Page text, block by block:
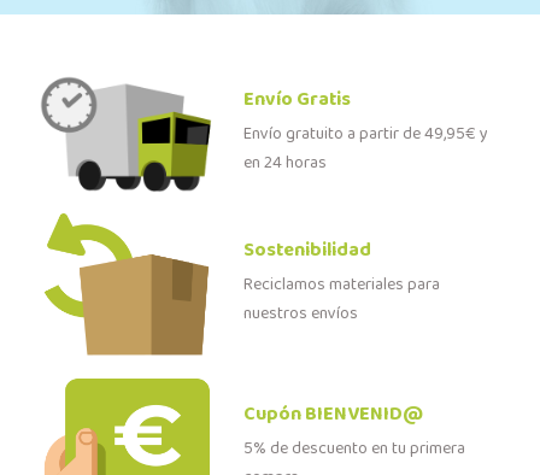
Envío Gratis
Envío gratuito a partir de 49,95€ y
en 24 horas
Sostenibilidad
Reciclamos materiales para
nuestros envíos
Cupón BIENVENID@
5% de descuento en tu primera